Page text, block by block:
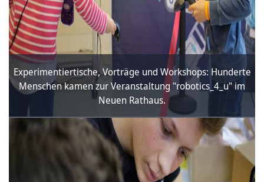
Experimentiertische, Vorträge und Workshops: Hunderte
Menschen kamen zur Veranstaltung "robotics_4_u" im
Neuen Rathaus.